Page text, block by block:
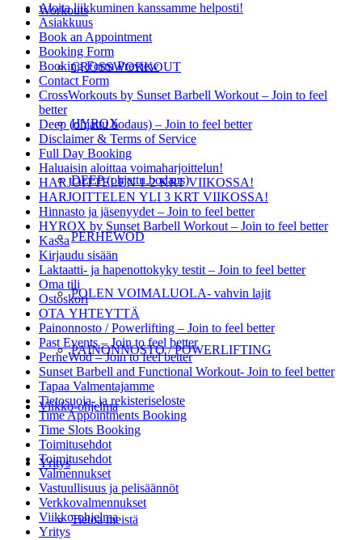
Workouts
CROSSWORKOUT
HYROX
DEEP (ohjattu bodaus)
PERHEWOD
POLEN VOIMALUOLA- vahvin lajit
PAINONNOSTO / POWERLIFTING
Viikko-ohjelma
Yritys
Tietoa meistä
Aloita liikkuminen kanssamme helposti!
Asiakkuus
Book an Appointment
Booking Form
Booking Form Preview
Contact Form
CrossWorkouts by Sunset Barbell Workout – Join to feel
better
Deep (ohjattu bodaus) – Join to feel better
Disclaimer & Terms of Service
Full Day Booking
Haluaisin aloittaa voimaharjoittelun!
HARJOITTELEN 1-2 KRT VIIKOSSA!
HARJOITTELEN YLI 3 KRT VIIKOSSA!
Hinnasto ja jäsenyydet – Join to feel better
HYROX by Sunset Barbell Workout – Join to feel better
Kassa
Kirjaudu sisään
Laktaatti- ja hapenottokyky testit – Join to feel better
Oma tili
Ostoskori
OTA YHTEYTTÄ
Painonnosto / Powerlifting – Join to feel better
Past Events – Join to feel better
PerheWod – Join to feel better
Sunset Barbell and Functional Workout- Join to feel better
Tapaa Valmentajamme
Tietosuoja- ja rekisteriseloste
Time Appointments Booking
Time Slots Booking
Toimitusehdot
Toimitusehdot
Valmennukset
Vastuullisuus ja pelisäännöt
Verkkovalmennukset
Viikko-ohjelma
Yritys